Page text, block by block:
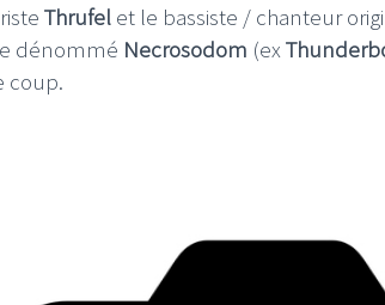
Thrufel et le bassiste / chanteur
dénommé Necrosodom (ex
coup.